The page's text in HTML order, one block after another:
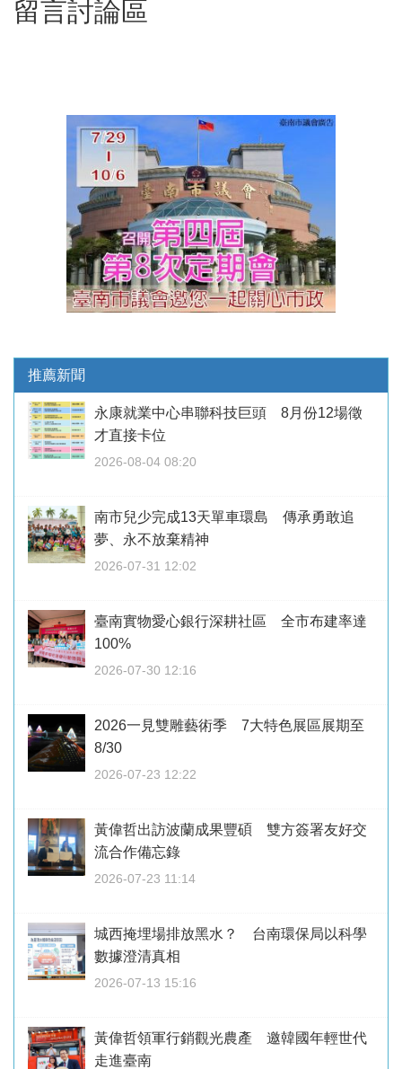
留言討論區
推薦新聞
永康就業中心串聯科技巨頭 8月份12場徵
才直接卡位
2026-08-04 08:20
南市兒少完成13天單車環島 傳承勇敢追
夢、永不放棄精神
2026-07-31 12:02
臺南實物愛心銀行深耕社區 全市布建率達
100%
2026-07-30 12:16
2026一見雙雕藝術季 7大特色展區展期至
8/30
2026-07-23 12:22
黃偉哲出訪波蘭成果豐碩 雙方簽署友好交
流合作備忘錄
2026-07-23 11:14
城西掩埋場排放黑水？ 台南環保局以科學
數據澄清真相
2026-07-13 15:16
黃偉哲領軍行銷觀光農產 邀韓國年輕世代
走進臺南